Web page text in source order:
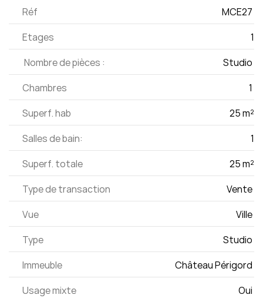
Réf
MCE27
Etages
1
Nombre de pièces :
Studio
Chambres
1
Superf. hab
25 m²
Salles de bain:
1
Superf. totale
25 m²
Type de transaction
Vente
Vue
Ville
Type
Studio
Immeuble
Château Périgord
Usage mixte
Oui